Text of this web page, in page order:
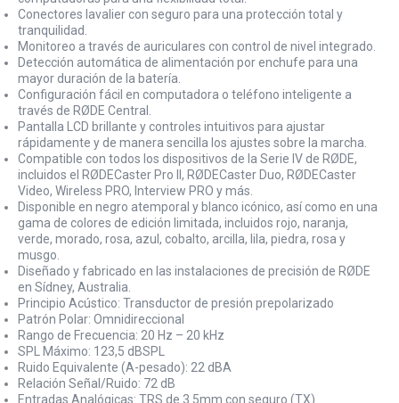
Conectores lavalier con seguro para una protección total y
tranquilidad.
Monitoreo a través de auriculares con control de nivel integrado.
Detección automática de alimentación por enchufe para una
mayor duración de la batería.
Configuración fácil en computadora o teléfono inteligente a
través de RØDE Central.
Pantalla LCD brillante y controles intuitivos para ajustar
rápidamente y de manera sencilla los ajustes sobre la marcha.
Compatible con todos los dispositivos de la Serie IV de RØDE,
incluidos el RØDECaster Pro II, RØDECaster Duo, RØDECaster
Video, Wireless PRO, Interview PRO y más.
Disponible en negro atemporal y blanco icónico, así como en una
gama de colores de edición limitada, incluidos rojo, naranja,
verde, morado, rosa, azul, cobalto, arcilla, lila, piedra, rosa y
musgo.
Diseñado y fabricado en las instalaciones de precisión de RØDE
en Sídney, Australia.
Principio Acústico: Transductor de presión prepolarizado
Patrón Polar: Omnidireccional
Rango de Frecuencia: 20 Hz – 20 kHz
SPL Máximo: 123,5 dBSPL
Ruido Equivalente (A-pesado): 22 dBA
Relación Señal/Ruido: 72 dB
Entradas Analógicas: TRS de 3.5mm con seguro (TX)